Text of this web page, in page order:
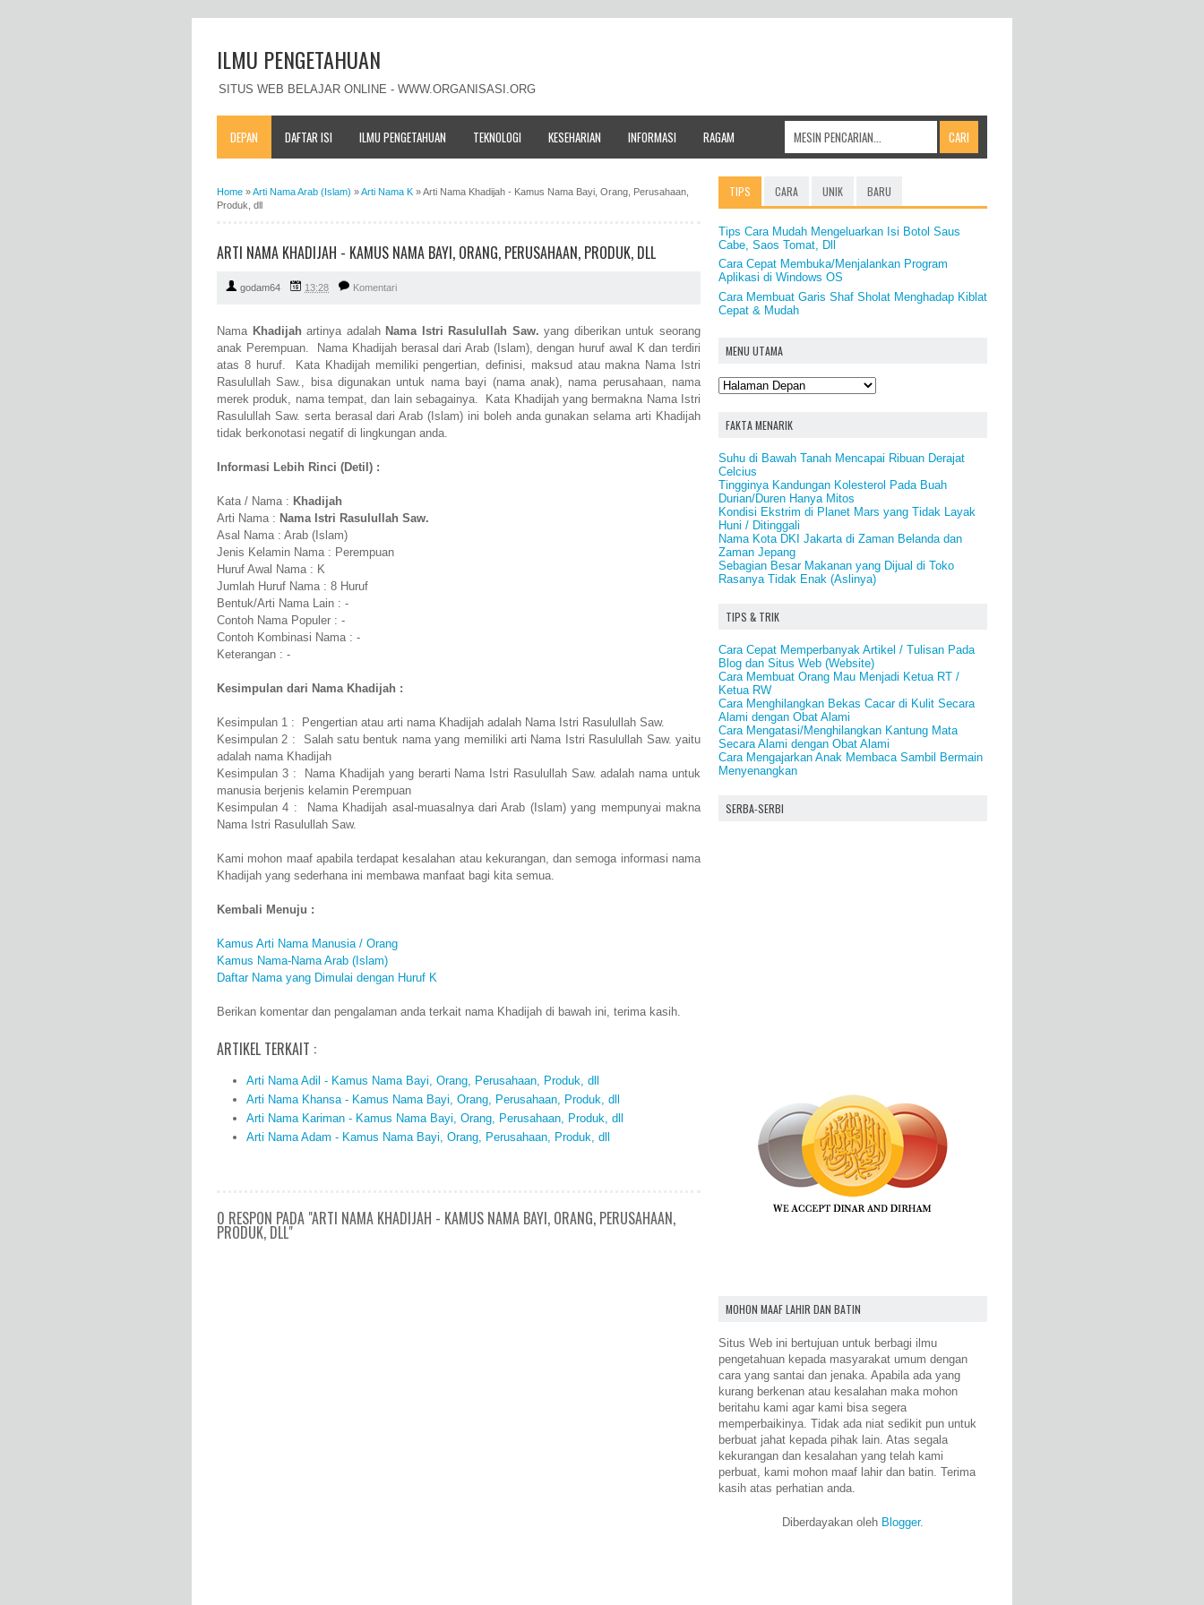
ILMU PENGETAHUAN
SITUS WEB BELAJAR ONLINE - WWW.ORGANISASI.ORG
DEPAN DAFTAR ISI ILMU PENGETAHUAN TEKNOLOGI KESEHARIAN INFORMASI RAGAM
Home »Arti Nama Arab (Islam) »Arti Nama K »Arti Nama Khadijah - Kamus Nama Bayi, Orang, Perusahaan,
Produk, dll
ARTI NAMA KHADIJAH - KAMUS NAMA BAYI, ORANG, PERUSAHAAN, PRODUK, DLL
godam64 13:28 Komentari
Nama Khadijah artinya adalah Nama Istri Rasulullah Saw. yang diberikan untuk seorang
anak Perempuan. Nama Khadijah berasal dari Arab (Islam), dengan huruf awal K dan terdiri
atas 8 huruf. Kata Khadijah memiliki pengertian, definisi, maksud atau makna Nama Istri
Rasulullah Saw., bisa digunakan untuk nama bayi (nama anak), nama perusahaan, nama
merek produk, nama tempat, dan lain sebagainya. Kata Khadijah yang bermakna Nama Istri
Rasulullah Saw. serta berasal dari Arab (Islam) ini boleh anda gunakan selama arti Khadijah
tidak berkonotasi negatif di lingkungan anda.
Informasi Lebih Rinci (Detil) :
Kata / Nama : Khadijah
Arti Nama : Nama Istri Rasulullah Saw.
Asal Nama : Arab (Islam)
Jenis Kelamin Nama : Perempuan
Huruf Awal Nama : K
Jumlah Huruf Nama : 8 Huruf
Bentuk/Arti Nama Lain : -
Contoh Nama Populer : -
Contoh Kombinasi Nama : -
Keterangan : -
Kesimpulan dari Nama Khadijah :
Kesimpulan 1 : Pengertian atau arti nama Khadijah adalah Nama Istri Rasulullah Saw.
Kesimpulan 2 : Salah satu bentuk nama yang memiliki arti Nama Istri Rasulullah Saw. yaitu
adalah nama Khadijah
Kesimpulan 3 : Nama Khadijah yang berarti Nama Istri Rasulullah Saw. adalah nama untuk
manusia berjenis kelamin Perempuan
Kesimpulan 4 : Nama Khadijah asal-muasalnya dari Arab (Islam) yang mempunyai makna
Nama Istri Rasulullah Saw.
Kami mohon maaf apabila terdapat kesalahan atau kekurangan, dan semoga informasi nama
Khadijah yang sederhana ini membawa manfaat bagi kita semua.
Kembali Menuju :
Kamus Arti Nama Manusia / Orang
Kamus Nama-Nama Arab (Islam)
Daftar Nama yang Dimulai dengan Huruf K
Berikan komentar dan pengalaman anda terkait nama Khadijah di bawah ini, terima kasih.
ARTIKEL TERKAIT :
Arti Nama Adil - Kamus Nama Bayi, Orang, Perusahaan, Produk, dll
Arti Nama Khansa - Kamus Nama Bayi, Orang, Perusahaan, Produk, dll
Arti Nama Kariman - Kamus Nama Bayi, Orang, Perusahaan, Produk, dll
Arti Nama Adam - Kamus Nama Bayi, Orang, Perusahaan, Produk, dll
0 RESPON PADA "ARTI NAMA KHADIJAH - KAMUS NAMA BAYI, ORANG, PERUSAHAAN,
PRODUK, DLL"
TIPS CARA UNIK BARU
Tips Cara Mudah Mengeluarkan Isi Botol Saus
Cabe, Saos Tomat, Dll
Cara Cepat Membuka/Menjalankan Program
Aplikasi di Windows OS
Cara Membuat Garis Shaf Sholat Menghadap Kiblat
Cepat & Mudah
MENU UTAMA
FAKTA MENARIK
Suhu di Bawah Tanah Mencapai Ribuan Derajat
Celcius
Tingginya Kandungan Kolesterol Pada Buah
Durian/Duren Hanya Mitos
Kondisi Ekstrim di Planet Mars yang Tidak Layak
Huni / Ditinggali
Nama Kota DKI Jakarta di Zaman Belanda dan
Zaman Jepang
Sebagian Besar Makanan yang Dijual di Toko
Rasanya Tidak Enak (Aslinya)
TIPS & TRIK
Cara Cepat Memperbanyak Artikel / Tulisan Pada
Blog dan Situs Web (Website)
Cara Membuat Orang Mau Menjadi Ketua RT /
Ketua RW
Cara Menghilangkan Bekas Cacar di Kulit Secara
Alami dengan Obat Alami
Cara Mengatasi/Menghilangkan Kantung Mata
Secara Alami dengan Obat Alami
Cara Mengajarkan Anak Membaca Sambil Bermain
Menyenangkan
SERBA-SERBI
MOHON MAAF LAHIR DAN BATIN
Situs Web ini bertujuan untuk berbagi ilmu
pengetahuan kepada masyarakat umum dengan
cara yang santai dan jenaka. Apabila ada yang
kurang berkenan atau kesalahan maka mohon
beritahu kami agar kami bisa segera
memperbaikinya. Tidak ada niat sedikit pun untuk
berbuat jahat kepada pihak lain. Atas segala
kekurangan dan kesalahan yang telah kami
perbuat, kami mohon maaf lahir dan batin. Terima
kasih atas perhatian anda.
Diberdayakan oleh Blogger.